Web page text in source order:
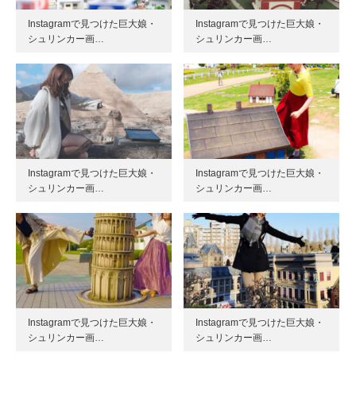
Instagramで見つけた巨大娘・
シュリンカー画…
Instagramで見つけた巨大娘・
シュリンカー画…
Instagramで見つけた巨大娘・
シュリンカー画…
Instagramで見つけた巨大娘・
シュリンカー画…
Instagramで見つけた巨大娘・
シュリンカー画…
Instagramで見つけた巨大娘・
シュリンカー画…